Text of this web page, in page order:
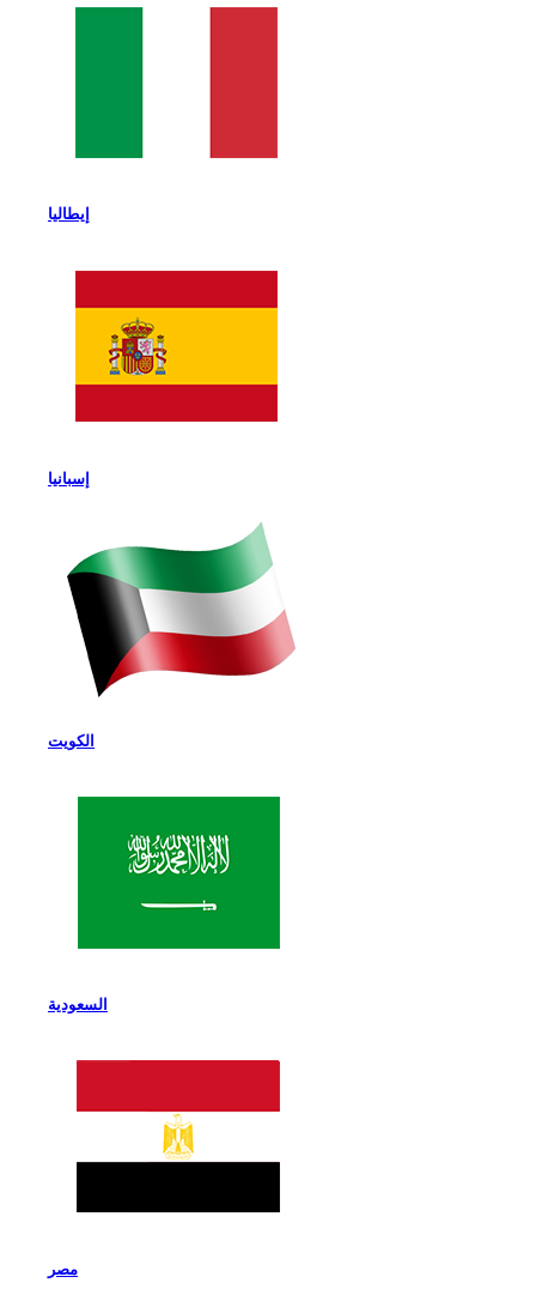
إيطاليا
إسبانيا
الكويت
السعودية
مصر